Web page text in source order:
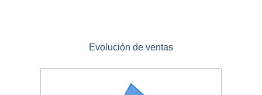
Evolución de ventas